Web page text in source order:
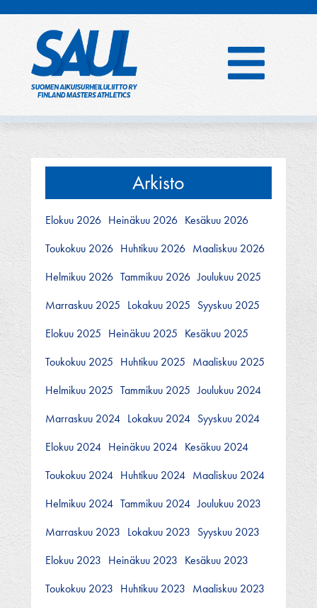
Arkisto
Elokuu 2026 Heinäkuu 2026 Kesäkuu 2026
Toukokuu 2026 Huhtikuu 2026 Maaliskuu 2026
Helmikuu 2026 Tammikuu 2026 Joulukuu 2025
Marraskuu 2025 Lokakuu 2025 Syyskuu 2025
Elokuu 2025 Heinäkuu 2025 Kesäkuu 2025
Toukokuu 2025 Huhtikuu 2025 Maaliskuu 2025
Helmikuu 2025 Tammikuu 2025 Joulukuu 2024
Marraskuu 2024 Lokakuu 2024 Syyskuu 2024
Elokuu 2024 Heinäkuu 2024 Kesäkuu 2024
Toukokuu 2024 Huhtikuu 2024 Maaliskuu 2024
Helmikuu 2024 Tammikuu 2024 Joulukuu 2023
Marraskuu 2023 Lokakuu 2023 Syyskuu 2023
Elokuu 2023 Heinäkuu 2023 Kesäkuu 2023
Toukokuu 2023 Huhtikuu 2023 Maaliskuu 2023